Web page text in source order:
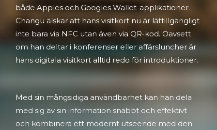
både Apples och Googles Wallet-applikationer.
Changu älskar att hans visitkort nu är lättillgängligt
inte bara via NFC utan även via QR-kod. Oavsett
om han deltar i konferenser eller affärsluncher är
hans digitala visitkort alltid redo för introduktioner.
Med sin mångsidiga användbarhet kan han dela
med sig av sin information snabbt och effektivt
och kombinera ett modernt utseende med den